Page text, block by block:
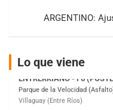
entradasARGENTINO:
Lo que viene
KDO - F6
Ciudad de Trenque Lauquen
ENTRERRIANO - F6
Parque de la Velocidad (Asfalto)
Villaguay (Entre Ríos)
VICTORIENSE - F7